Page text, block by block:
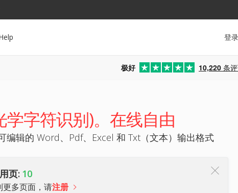
登录
极好 10,220 条
学字符识别)。在线自由
辑的 Word、Pdf、Excel 和 Txt（文本）输出格式
页: 10
多页面，请注册